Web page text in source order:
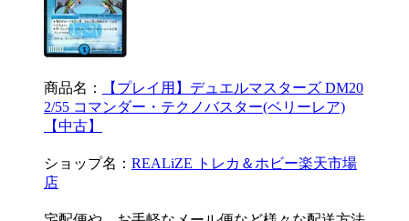
商品名：
【プレイ用】デュエルマスターズ DM20
2/55 コマンダー・テクノバスター(ベリーレア)
【中古】
ショップ名： REALiZE トレカ＆ホビー楽天市場
店